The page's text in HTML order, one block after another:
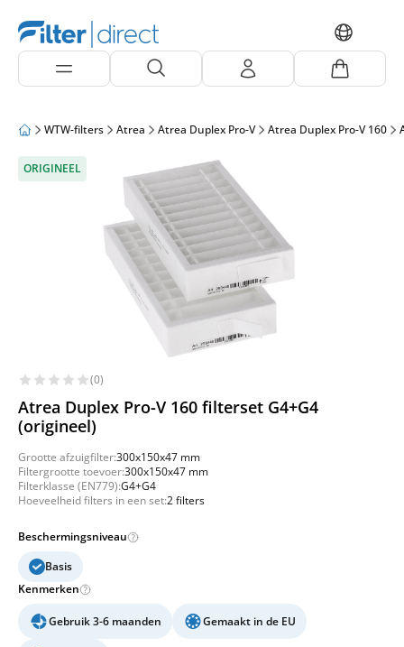
WTW-filters Atrea Atrea Duplex Pro-V Atrea Duplex Pro-V 160
ORIGINEEL
(0)
Atrea Duplex Pro-V 160 filterset G4+G4
(origineel)
Grootte afzuigfilter:300x150x47 mm
Filtergrootte toevoer:300x150x47 mm
Filterklasse (EN779):G4+G4
Hoeveelheid filters in een set:2 filters
Beschermingsniveau
Basis
Kenmerken
Gebruik 3-6 maanden Gemaakt in de EU